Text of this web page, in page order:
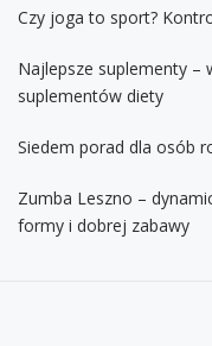
Czy joga to sport?
Najlepsze suplementy –
suplementów diety
Siedem porad dla osób
Zumba Leszno –
formy i dobrej zabawy